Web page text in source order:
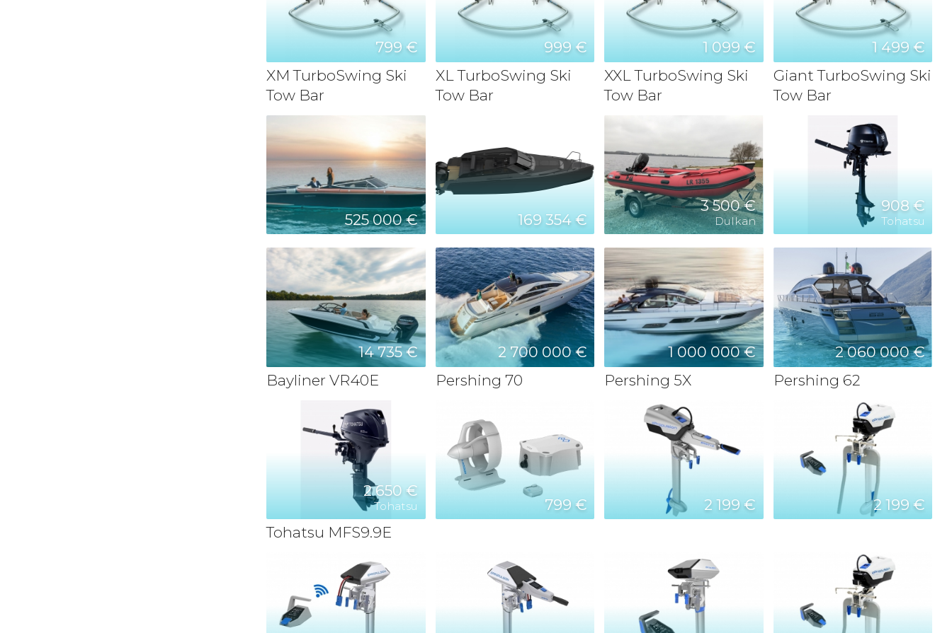
799 €
XM TurboSwing Ski
Tow Bar
999 €
XL TurboSwing Ski
Tow Bar
1 099 €
XXL TurboSwing Ski
Tow Bar
1 499 €
Giant TurboSwing Ski
Tow Bar
525 000 € 169 354 €
3 500 €
Dulkan
908 €
Tohatsu
14 735 €
Bayliner VR40E
2 700 000 €
Pershing 70
1 000 000 €
Pershing 5X
2 060 000 €
Pershing 62
2 650 €
Tohatsu
Tohatsu MFS9.9E
799 € 2 199 € 2 199 €